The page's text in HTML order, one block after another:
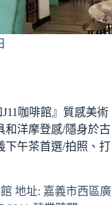
咖啡館』質感美術
和洋摩登感/隱身於古
下午茶首選/拍照、打
地址: 嘉義市西區廣